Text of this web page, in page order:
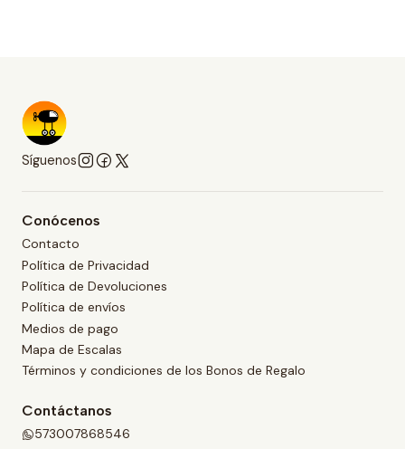
Síguenos
Conócenos
Contacto
Política de Privacidad
Política de Devoluciones
Política de envíos
Medios de pago
Mapa de Escalas
Términos y condiciones de los Bonos de Regalo
Contáctanos
573007868546